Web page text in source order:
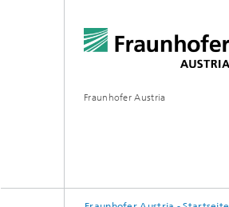
Fraunhofer Austria